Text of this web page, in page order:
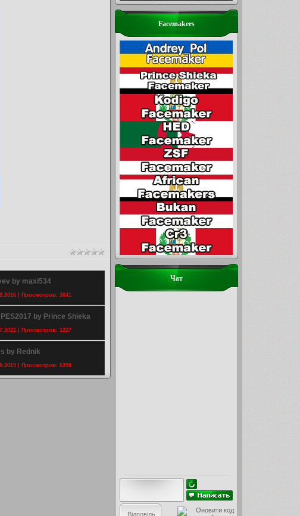
by maxi534
| Просмотров: 3041
by Prince Shieka
| Просмотров: 1227
by Rednik
| Просмотров: 6299
Facemakers
Чат